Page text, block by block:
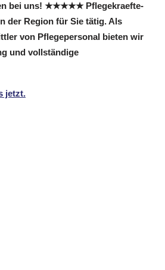
bei uns! ★★★★★ Pflegekraefte-
der Region für Sie tätig. Als
von Pflegepersonal bieten wir
und vollständige
jetzt.